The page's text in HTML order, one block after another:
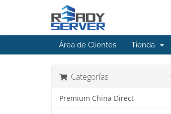
Área de Clientes Tienda
Categorías
Premium China Direct